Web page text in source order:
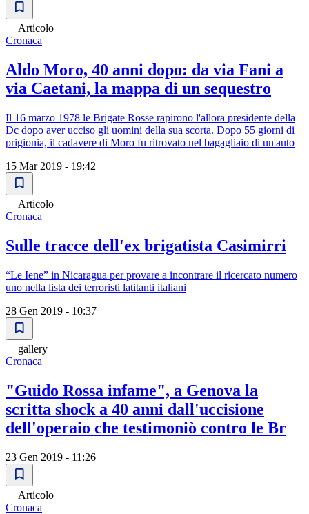
Articolo
Cronaca
Aldo Moro, 40 anni dopo: da via Fani a
via Caetani, la mappa di un sequestro
Il 16 marzo 1978 le Brigate Rosse rapirono l'allora presidente della
Dc dopo aver ucciso gli uomini della sua scorta. Dopo 55 giorni di
prigionia, il cadavere di Moro fu ritrovato nel bagagliaio di un'auto
15 Mar 2019 - 19:42
Articolo
Cronaca
Sulle tracce dell'ex brigatista Casimirri
“Le Iene” in Nicaragua per provare a incontrare il ricercato numero
uno nella lista dei terroristi latitanti italiani
28 Gen 2019 - 10:37
gallery
Cronaca
"Guido Rossa infame", a Genova la
scritta shock a 40 anni dall'uccisione
dell'operaio che testimoniò contro le Br
23 Gen 2019 - 11:26
Articolo
Cronaca